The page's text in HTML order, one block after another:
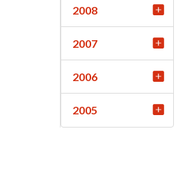
2008
2007
2006
2005